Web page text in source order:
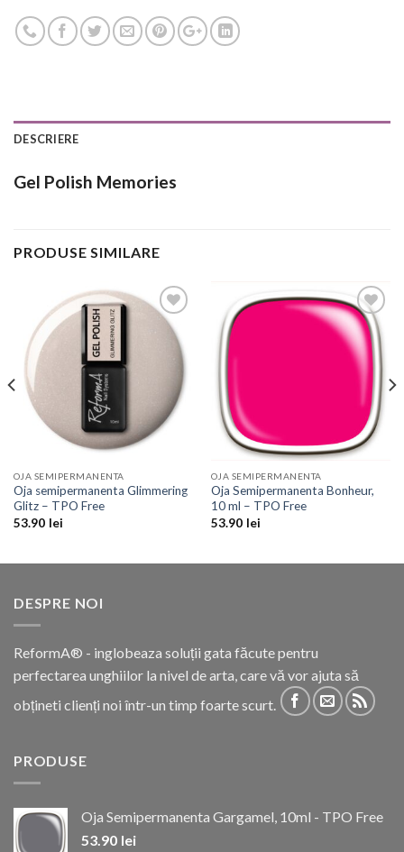
DESCRIERE
Gel Polish Memories
PRODUSE SIMILARE
Add to
Wishlist
OJA SEMIPERMANENTA
Oja semipermanenta Glimmering
Glitz – TPO Free
53.90 lei
Add to
Wishlist
OJA SEMIPERMANENTA
Oja Semipermanenta Bonheur,
10 ml – TPO Free
53.90 lei
DESPRE NOI
ReformA® - inglobeaza soluții gata făcute pentru
perfectarea unghiilor la nivel de arta, care vă vor ajuta să
obțineti clienți noi într-un timp foarte scurt.
PRODUSE
Oja Semipermanenta Gargamel, 10ml - TPO Free
53.90 lei